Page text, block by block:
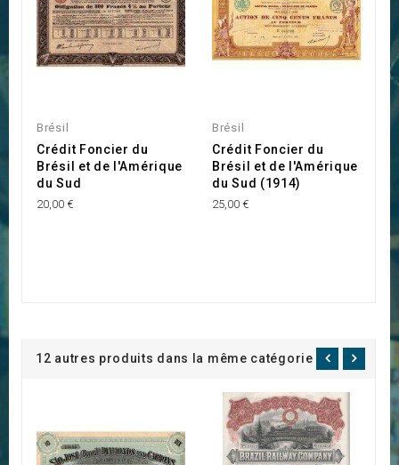
Brésil
Crédit Foncier du
Brésil et de l'Amérique
du Sud
20,00 €
Brésil
Crédit Foncier du
Brésil et de l'Amérique
du Sud (1914)
25,00 €
12 autres produits dans la même catégorie :